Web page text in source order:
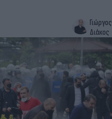
Γιώργος
Διάκος